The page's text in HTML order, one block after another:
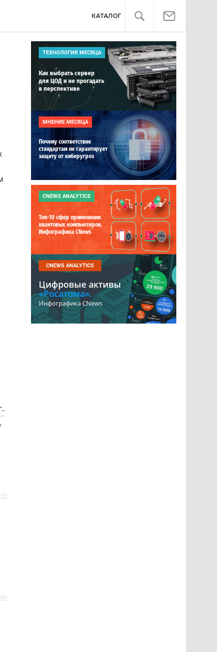
КАТАЛОГ
ТЕХНОЛОГИЯ МЕСЯЦА
Как выбрать сервер
для ЦОД и не прогадать
в перспективе
МНЕНИЕ МЕСЯЦА
Почему соответствие
стандартам не гарантирует
защиту от киберугроз
CNEWS ANALYTICS
Топ-10 сфер применения
квантовых компьютеров.
Инфографика CNews
CNEWS ANALYTICS
Цифровые активы
«Росатома».
Инфографика CNews